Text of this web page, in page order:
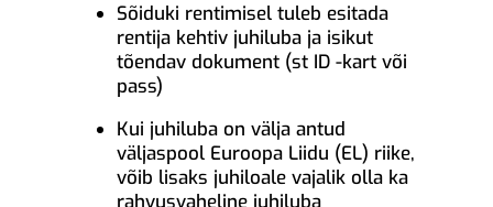
Sõiduki rentimisel tuleb esitada
rentija kehtiv juhiluba ja isikut
tõendav dokument (st ID -kart või
pass)
Kui juhiluba on välja antud
väljaspool Euroopa Liidu (EL) riike,
võib lisaks juhiloale vajalik olla ka